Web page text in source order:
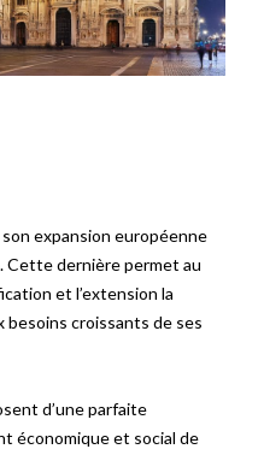
expansion européenne
Cette dernière permet au
et l’extension la
besoins croissants de ses
d’une parfaite
économique et social de